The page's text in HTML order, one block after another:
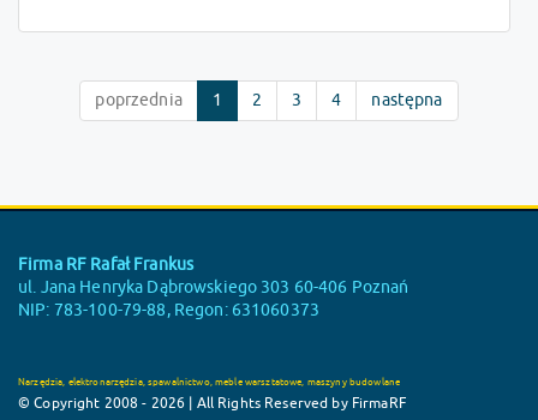
poprzednia 1 2 3 4 następna
Firma RF Rafał Frankus
ul. Jana Henryka Dąbrowskiego 303 60-406 Poznań
NIP: 783-100-79-88, Regon: 631060373
Narzędzia, elektronarzędzia, spawalnictwo, meble warsztatowe, maszyny budowlane
© Copyright 2008 - 2026 | All Rights Reserved by FirmaRF